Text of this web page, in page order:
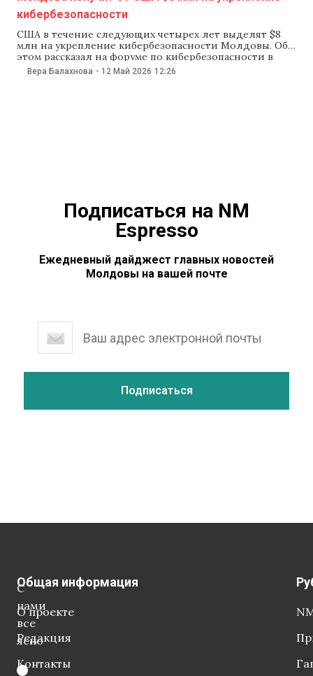
кибербезопасности
США в течение следующих четырех лет выделят $8
млн на укрепление кибербезопасности Молдовы. Об
этом рассказал на форуме по кибербезопасности в
Молдове временный поверенный в делах США в
Кишиневе Ник Петрович, сообщило 12 мая посольство
Вера Балахнова - 12 Май 2026 12:26
Подписаться на NM
Espresso
Ежедневный дайджест главных новостей
Молдовы на вашей почте
С
нами
все
ясно
Общая информация
О проекте
Редакция
Контакты